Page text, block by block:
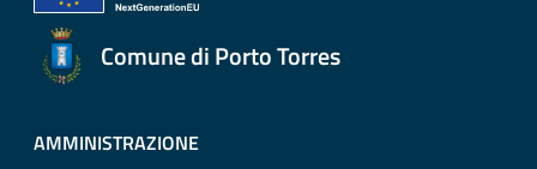
Comune di Porto Torres
AMMINISTRAZIONE